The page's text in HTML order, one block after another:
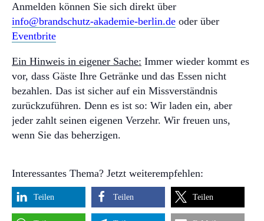
Anmelden können Sie sich direkt über
info@brandschutz-akademie-berlin.de oder über
Eventbrite
Ein Hinweis in eigener Sache: Immer wieder kommt es
vor, dass Gäste Ihre Getränke und das Essen nicht
bezahlen. Das ist sicher auf ein Missverständnis
zurückzuführen. Denn es ist so: Wir laden ein, aber
jeder zahlt seinen eigenen Verzehr. Wir freuen uns,
wenn Sie das beherzigen.
Interessantes Thema? Jetzt weiterempfehlen:
Teilen Teilen Teilen